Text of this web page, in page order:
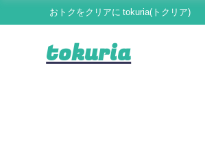
おトクをクリアに tokuria(トクリア)
tokuria